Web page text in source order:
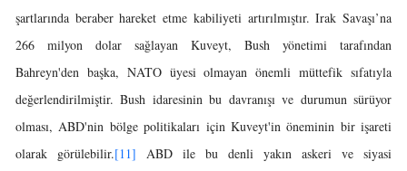
şartlarında beraber hareket etme kabiliyeti artırılmıştır. Irak Savaşı’na
266 milyon dolar sağlayan Kuveyt, Bush yönetimi tarafından
Bahreyn'den başka, NATO üyesi olmayan önemli müttefik sıfatıyla
değerlendirilmiştir. Bush idaresinin bu davranışı ve durumun sürüyor
olması, ABD'nin bölge politikaları için Kuveyt'in öneminin bir işareti
olarak görülebilir.[11] ABD ile bu denli yakın askeri ve siyasi